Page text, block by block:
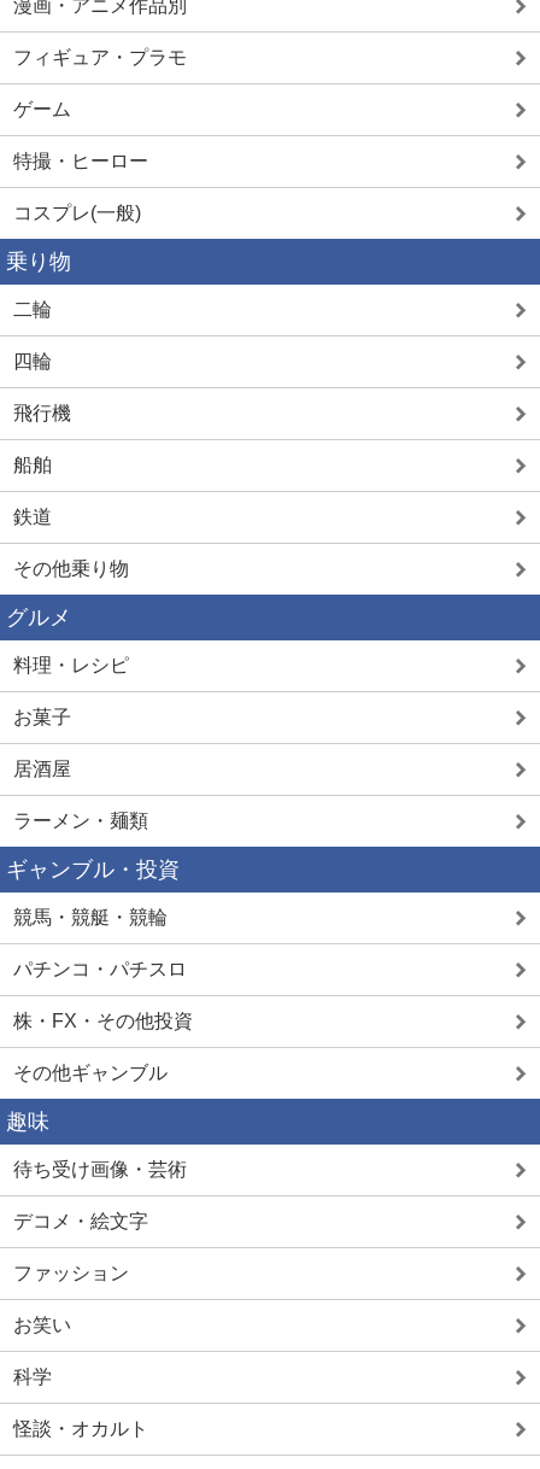
漫画・アニメ作品別
フィギュア・プラモ
ゲーム
特撮・ヒーロー
コスプレ(一般)
乗り物
二輪
四輪
飛行機
船舶
鉄道
その他乗り物
グルメ
料理・レシピ
お菓子
居酒屋
ラーメン・麺類
ギャンブル・投資
競馬・競艇・競輪
パチンコ・パチスロ
株・FX・その他投資
その他ギャンブル
趣味
待ち受け画像・芸術
デコメ・絵文字
ファッション
お笑い
科学
怪談・オカルト